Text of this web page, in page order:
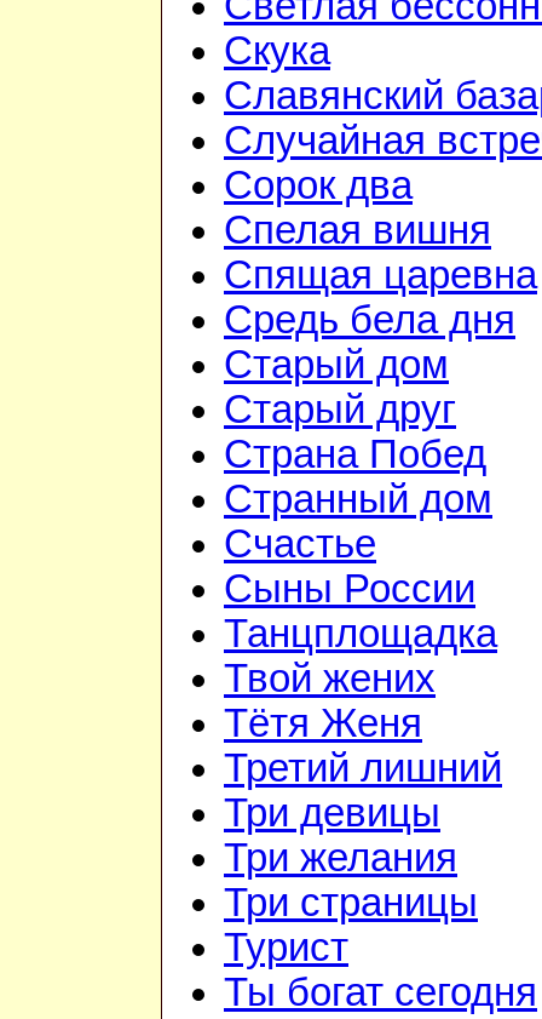
Скука
Славянский
Случайная
Сорок два
Спелая вишня
Спящая царевна
Средь бела дня
Старый дом
Старый друг
Страна Побед
Странный дом
Счастье
Сыны России
Танцплощадка
Твой жених
Тётя Женя
Третий лишний
Три девицы
Три желания
Три страницы
Турист
Ты богат сегодня